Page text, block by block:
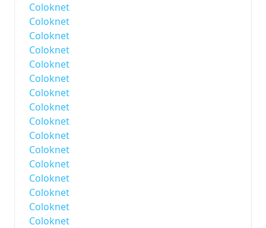
Coloknet
Coloknet
Coloknet
Coloknet
Coloknet
Coloknet
Coloknet
Coloknet
Coloknet
Coloknet
Coloknet
Coloknet
Coloknet
Coloknet
Coloknet
Coloknet